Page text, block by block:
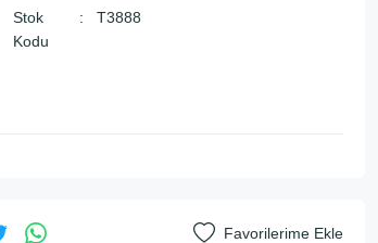
Stok
Kodu
T3888